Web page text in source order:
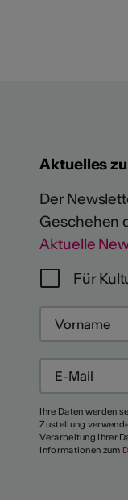
Aktuelles
Der
Geschehen
Aktuelle
Für
Ihre Daten werden
Zustellung
Verarbeitung Ihrer
Informationen zum